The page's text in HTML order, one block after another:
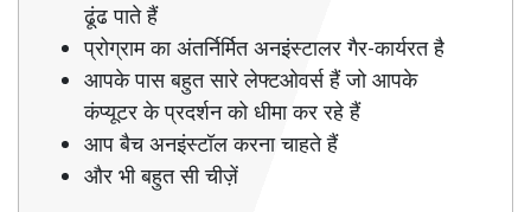
ढूंढ पाते हैं
प्रोग्राम का अंतर्निर्मित अनइंस्टालर गैर-कार्यरत है
आपके पास बहुत सारे लेफ्टओवर्स हैं जो आपके
कंप्यूटर के प्रदर्शन को धीमा कर रहे हैं
आप बैच अनइंस्टॉल करना चाहते हैं
और भी बहुत सी चीज़ें